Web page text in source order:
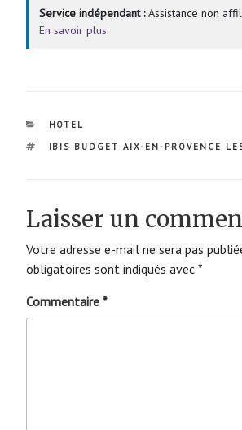
Service indépendant :Assistance non
En savoir plus
CATÉGORIES
HOTEL
ÉTIQUETTES
IBIS BUDGET AIX-EN-PROVENCE
Laisser un
Votre adresse e-mail ne sera pas
obligatoires sont indiqués avec *
Commentaire *